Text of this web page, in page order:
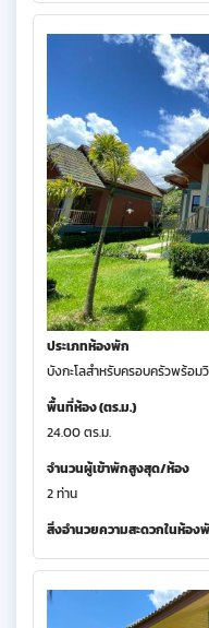
ประเภทห้องพัก
บังกะโลสำหรับครอบครัวพร้อ
พื้นที่ห้อง (ตร.ม.)
24.00 ตร.ม.
จำนวนผู้เข้าพักสูงสุด/ห้อง
2 ท่าน
สิ่งอำนวยความสะดวกในห้อง